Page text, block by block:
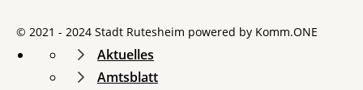
© 2021 - 2024 Stadt Rutesheim powered by Komm.ONE
Aktuelles
Amtsblatt